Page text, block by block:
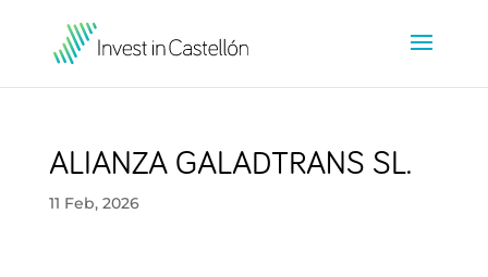
ALIANZA GALADTRANS SL.
11 Feb, 2026